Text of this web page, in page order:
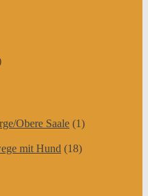
Obere Saale (1)
mit Hund (18)